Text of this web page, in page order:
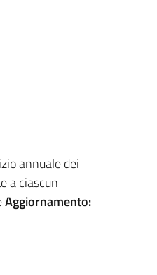
annuale dei
a ciascun
Aggiornamento: